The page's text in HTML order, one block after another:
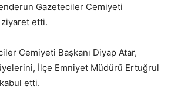
Gazeteciler Cemiyeti
etti.
Cemiyeti Başkanı Diyap Atar,
İlçe Emniyet Müdürü Ertuğrul
etti.